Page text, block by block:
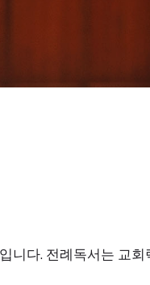
니다. 전례독서는 교